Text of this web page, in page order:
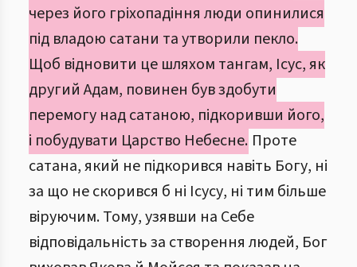
через його гріхопадіння люди опинилися
під владою сатани та утворили пекло.
Щоб відновити це шляхом тангам, Ісус, як
другий Адам, повинен був здобути
перемогу над сатаною, підкоривши його,
і побудувати Царство Небесне. Проте
сатана, який не підкорився навіть Богу, ні
за що не скорився б ні Ісусу, ні тим більше
віруючим. Тому, узявши на Себе
відповідальність за створення людей, Бог